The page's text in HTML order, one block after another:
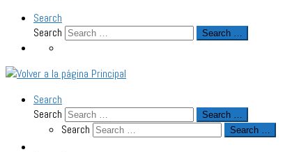
Search
Search
Search …
Search
Search
Search …
Search Search …